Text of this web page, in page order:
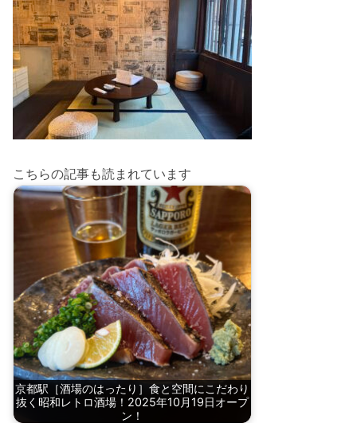
こちらの記事も読まれています
京都駅［酒場のはったり］食と空間にこだわり
抜く昭和レトロ酒場！2025年10月19日オープ
ン！